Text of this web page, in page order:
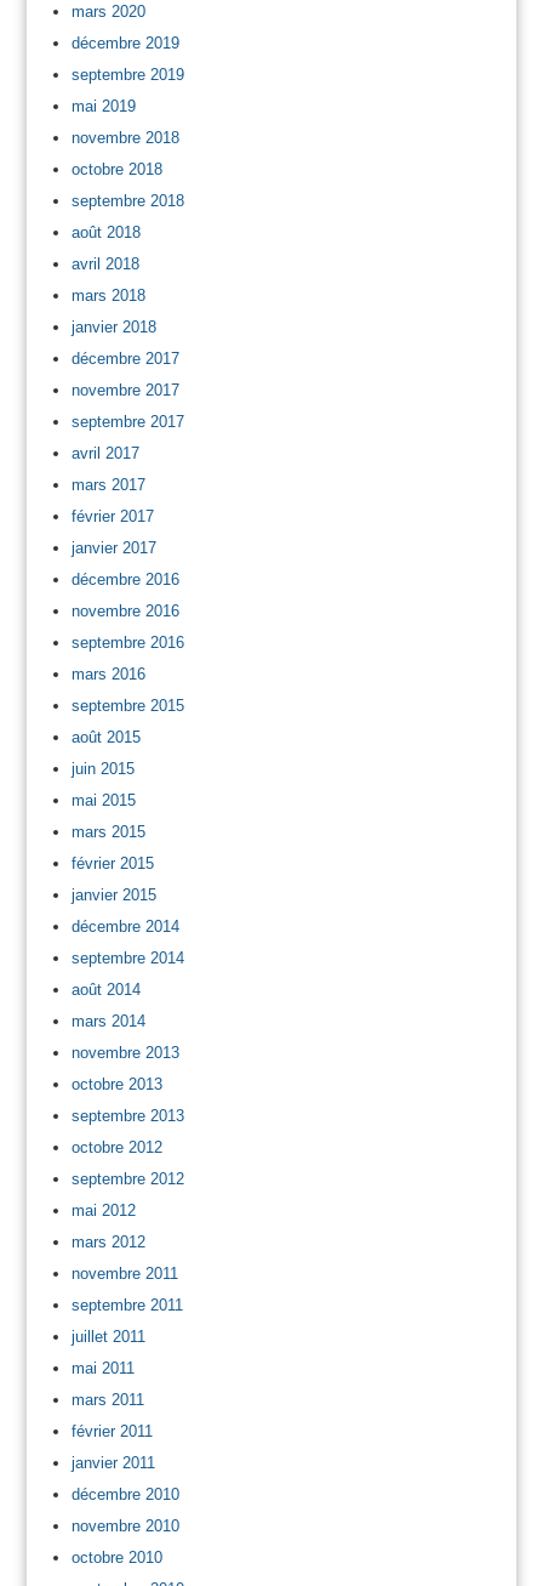
mars 2020
décembre 2019
septembre 2019
mai 2019
novembre 2018
octobre 2018
septembre 2018
août 2018
avril 2018
mars 2018
janvier 2018
décembre 2017
novembre 2017
septembre 2017
avril 2017
mars 2017
février 2017
janvier 2017
décembre 2016
novembre 2016
septembre 2016
mars 2016
septembre 2015
août 2015
juin 2015
mai 2015
mars 2015
février 2015
janvier 2015
décembre 2014
septembre 2014
août 2014
mars 2014
novembre 2013
octobre 2013
septembre 2013
octobre 2012
septembre 2012
mai 2012
mars 2012
novembre 2011
septembre 2011
juillet 2011
mai 2011
mars 2011
février 2011
janvier 2011
décembre 2010
novembre 2010
octobre 2010